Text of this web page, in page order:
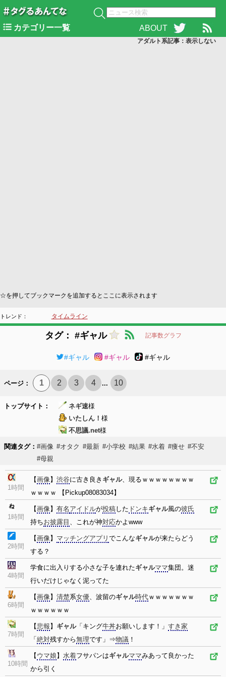
カテゴリー一覧 ABOUT
アダルト系記事：表示しない
☆を押してブックマークを追加するとここに表示されます
タイムライン
トレンド：
タグ： #ギャル 記事数グラフ
#ギャル #ギャル #ギャル
ページ： 1 2 3 4 ... 10
トップサイト： ネギ速様
いたしん！ 様
不思議.net様
関連タグ： #画像 #オタク #最新 #小学校 #結果 #水着 #痩せ #不安
#母親
1時間
【画像】 渋谷に古き良き ギャル、現るｗｗｗｗｗｗｗｗ
ｗｗｗｗ 【Pickup08083034】
1時間
【画像】 有名 アイドルが投稿した ドンキギャル風の彼氏
持ちお披露目 、これが神対応かよwww
2時間
【画像】 マッチングアプリ でこんなギャルが来たらどう
する？
4時間
学食に出入りする小さな子を連れたギャルママ集団。迷
行いだけじゃなく泥ってた
6時間
【画像】 清楚系女優、波留のギャル時代ｗｗｗｗｗｗｗ
ｗｗｗｗｗｗ
7時間
【悲報 】 ギャル「キング牛丼お願いします！」 すき家
「 絶対残すから無理です」⇒物議 ！
10時間
【 ウマ娘 】 水着フサパンはギャルママみあって良かった
から引く